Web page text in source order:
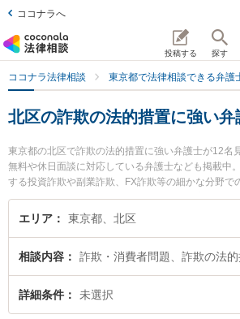
ココナラへ
投稿する 探す
ココナラ法律相談 東京都で法律相談できる弁護
北区の詐欺の法的措置に強い弁
東京都の北区で詐欺の法的措置に強い弁護士が12名
無料や休日面談に対応している弁護士なども掲載中
する投資詐欺や副業詐欺、FX詐欺等の細かな分野で
です。特に弁護士法人アクロピースの福地 広弁護士
の佐々木 一夫弁護士、弁護士法人アクロピースの須
的措置のトラブル解決の実績豊富な近くの弁護士を
料で詐欺の法的措置を法律相談できる北区内の弁護
でお困りの相談者さんにおすすめです。
エリア 東京都、北区
相談内容 詐欺・消費者問題、詐欺の法
詳細条件 未選択